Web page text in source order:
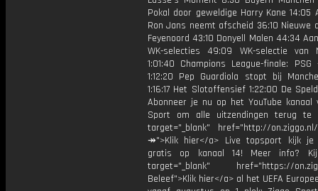
Pokal door geweldige Harry Kane 14:05
Ron Jans neemt afscheid 36:10 Nieuwe
Feyenoord 43:10 Donyell Malen 44:34
WK-selecties 49:09 WK-selectie van
1:01:40 Champions League-finale:
1:12:20 Pep Guardiola stopt bij
1:16:17 Het Slotoffensief 1:22:00 De
Abonneer je nu op het YouTube kanaal
Sport om alle uitzendingen terug te
target="_blank" href="http://
↠">Klik hier</a> Live topsport kijk je
gratis op kanaal 14! Meer info?
target="_blank" href="https://
Beleef">Klik hier</a> al het UEFA